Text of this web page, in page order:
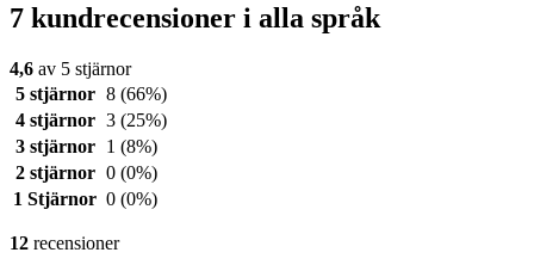
7 kundrecensioner i alla språk
4,6 av 5 stjärnor
5 stjärnor 8 (66%)
4 stjärnor 3 (25%)
3 stjärnor
1 (8%)
2 stjärnor 0 (0%)
1 Stjärnor 0 (0%)
12 recensioner